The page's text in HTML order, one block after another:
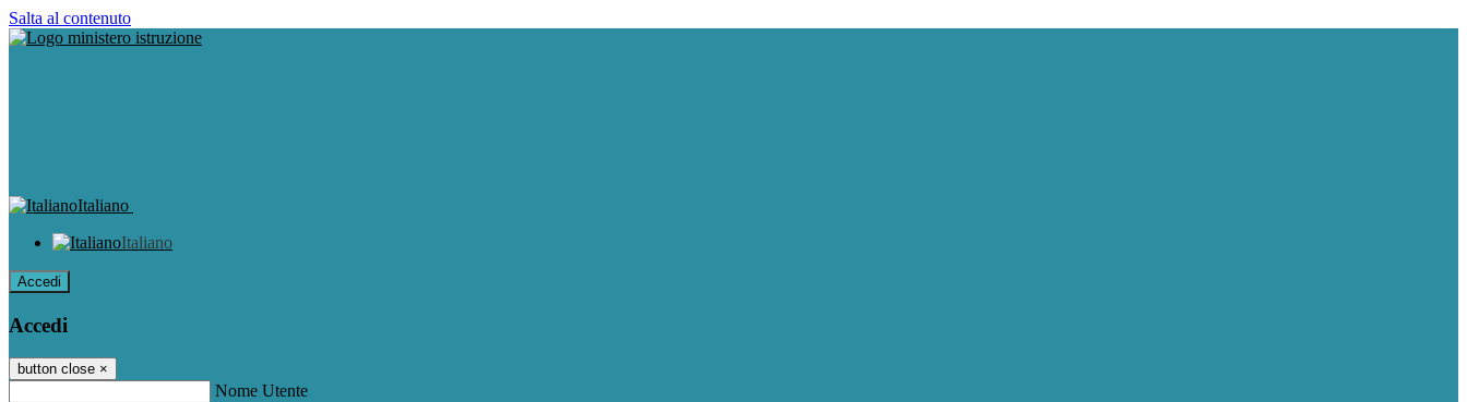
Salta al contenuto
Italiano
Italiano
Accedi
Accedi
button close ×
Nome Utente